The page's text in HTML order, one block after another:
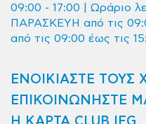
09:00 - 17:00 | Ωράριο
ΠΑΡΑΣΚΕΥΗ από τις
από τις 09:00 έως τις
ΕΝΟΙΚΙΑΣΤΕ ΤΟΥΣ
ΕΠΙΚΟΙΝΩΝΗΣΤΕ